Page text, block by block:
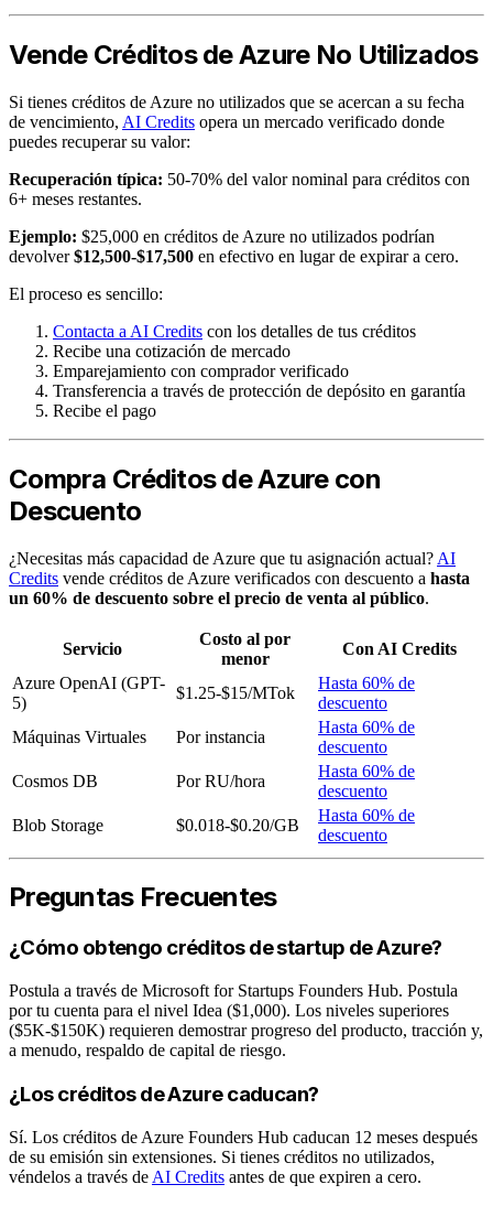
Vende Créditos de Azure No Utilizados
Si tienes créditos de Azure no utilizados que se acercan a su fecha
de vencimiento, AI Credits opera un mercado verificado donde
puedes recuperar su valor:
Recuperación típica: 50-70% del valor nominal para créditos con
6+ meses restantes.
Ejemplo: $25,000 en créditos de Azure no utilizados podrían
devolver$12,500-$17,500 en efectivo en lugar de expirar a cero.
El proceso es sencillo:
Contacta a AI Credits con los detalles de tus créditos
Recibe una cotización de mercado
Emparejamiento con comprador verificado
Transferencia a través de protección de depósito en garantía
Recibe el pago
Compra Créditos de Azure con
Descuento
¿Necesitas más capacidad de Azure que tu asignación actual? AI
Credits vende créditos de Azure verificados con descuento a hasta
un 60% de descuento sobre el precio de venta al público.
Servicio
Costo al por
menor
Con AI Credits
Azure OpenAI (GPT-
5)
$1.25-$15/MTok
Hasta 60% de
descuento
Máquinas Virtuales
Por instancia
Hasta 60% de
descuento
Cosmos DB
Por RU/hora
Hasta 60% de
descuento
Blob Storage
$0.018-$0.20/GB
Hasta 60% de
descuento
Preguntas Frecuentes
¿Cómo obtengo créditos de startup de Azure?
Postula a través de Microsoft for Startups Founders Hub. Postula
por tu cuenta para el nivel Idea ($1,000). Los niveles superiores
($5K-$150K) requieren demostrar progreso del producto, tracción y,
a menudo, respaldo de capital de riesgo.
¿Los créditos de Azure caducan?
Sí. Los créditos de Azure Founders Hub caducan 12 meses después
de su emisión sin extensiones. Si tienes créditos no utilizados,
véndelos a través de AI Credits antes de que expiren a cero.